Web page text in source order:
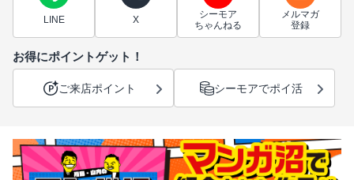
LINE X
シーモア
ちゃんねる
メルマガ
登録
お得にポイントゲット！
ご来店ポイント シーモアでポイ活